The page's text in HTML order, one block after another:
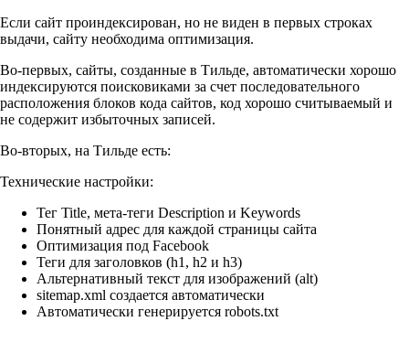
Если сайт проиндексирован, но не виден в первых строках
выдачи, сайту необходима оптимизация.
Во-первых, сайты, созданные в Тильде, автоматически хорошо
индексируются поисковиками за счет последовательного
расположения блоков кода сайтов, код хорошо считываемый и
не содержит избыточных записей.
Во-вторых, на Тильде есть:
Технические настройки:
Тег Title, мета-теги Description и Keywords
Понятный адрес для каждой страницы сайта
Оптимизация под Facebook
Теги для заголовков (h1, h2 и h3)
Альтернативный текст для изображений (alt)
sitemap.xml создается автоматически
Автоматически генерируется robots.txt